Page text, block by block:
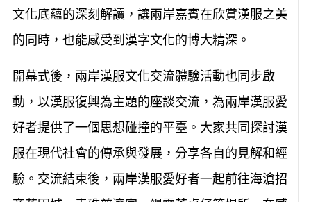
文化底蘊的深刻解讀，讓兩岸嘉賓在欣賞漢服之美
的同時，也能感受到漢字文化的博大精深。
開幕式後，兩岸漢服文化交流體驗活動也同步啟
動，以漢服復興為主題的座談交流，為兩岸漢服愛
好者提供了一個思想碰撞的平臺。大家共同探討漢
服在現代社會的傳承與發展，分享各自的見解和經
驗。交流結束後，兩岸漢服愛好者一起前往海滄招